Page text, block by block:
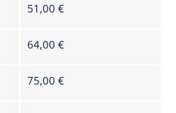
51,00 €
64,00 €
75,00 €